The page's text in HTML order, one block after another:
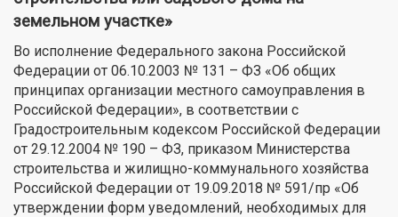
земельном участке»
Во исполнение Федерального закона Российской
Федерации от 06.10.2003 № 131 – ФЗ «Об общих
принципах организации местного самоуправления в
Российской Федерации», в соответствии с
Градостроительным кодексом Российской Федерации
от 29.12.2004 № 190 – ФЗ, приказом Министерства
строительства и жилищно-коммунального хозяйства
Российской Федерации от 19.09.2018 № 591/пр «Об
утверждении форм уведомлений, необходимых для